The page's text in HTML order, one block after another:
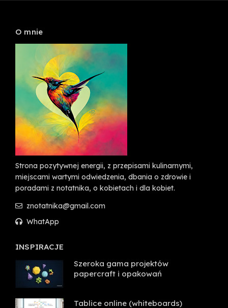
O mnie
Strona pozytywnej energii, z przepisami kulinarnymi,
miejscami wartymi odwiedzenia, dbania o zdrowie i
poradami z notatnika, o kobietach i dla kobiet.
znotatnika@gmail.com
WhatApp
INSPIRACJE
Szeroka gama projektów
papercraft i opakowań
Tablice online (whiteboards)